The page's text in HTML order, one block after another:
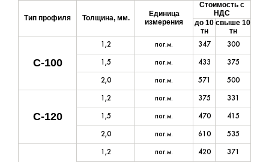
Тип профиля Толщина, мм.
Единица
измерения
Стоимость с
НДС
до 10
тн
свыше 10
тн
С-100
1,2 пог.м. 347 300
1,5 пог.м. 433 375
2,0 пог.м. 571 500
С-120
1,2 пог.м. 375 331
1,5 пог.м. 470 415
2,0 пог.м. 610 535
1,2 пог.м. 420 371